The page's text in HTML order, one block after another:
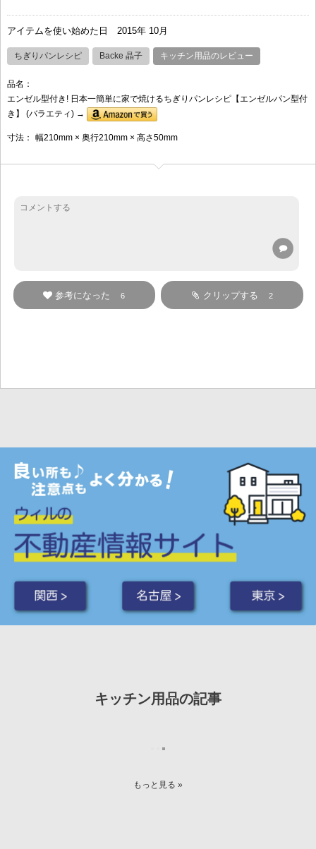
アイテムを使い始めた日 2015年 10月
ちぎりパンレシピ Backe 晶子 キッチン用品のレビュー
品名：
エンゼル型付き! 日本一簡単に家で焼けるちぎりパンレシピ【エンゼルパン型付
き】 (バラエティ) →
寸法： 幅210mm × 奥行210mm × 高さ50mm
クリップする 2
参考になった 6
関西 > 名古屋 > 東京 >
キッチン用品の記事
もっと見る »